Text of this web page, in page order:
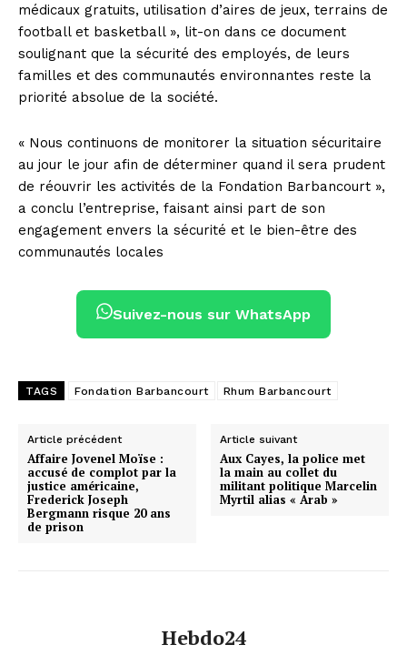
médicaux gratuits, utilisation d’aires de jeux, terrains de
football et basketball », lit-on dans ce document
soulignant que la sécurité des employés, de leurs
familles et des communautés environnantes reste la
priorité absolue de la société.
« Nous continuons de monitorer la situation sécuritaire
au jour le jour afin de déterminer quand il sera prudent
de réouvrir les activités de la Fondation Barbancourt »,
a conclu l’entreprise, faisant ainsi part de son
engagement envers la sécurité et le bien-être des
communautés locales
Suivez-nous sur WhatsApp
TAGS Fondation Barbancourt Rhum Barbancourt
Article précédent
Affaire Jovenel Moïse :
accusé de complot par la
justice américaine,
Frederick Joseph
Bergmann risque 20 ans
de prison
Article suivant
Aux Cayes, la police met
la main au collet du
militant politique Marcelin
Myrtil alias « Arab »
Hebdo24